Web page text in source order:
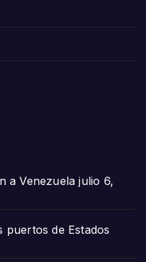
a Venezuela julio 6,
puertos de Estados